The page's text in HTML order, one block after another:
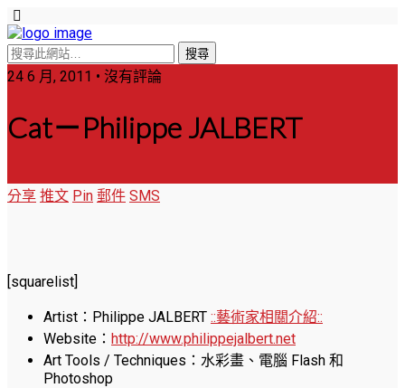
24 6 月, 2011 • 沒有評論
Cat－Philippe JALBERT
分享 推文 Pin 郵件 SMS
[squarelist]
Artist：Philippe JALBERT ::藝術家相關介紹::
Website： http://www.philippejalbert.net
Art Tools / Techniques：水彩畫、電腦 Flash 和
Photoshop